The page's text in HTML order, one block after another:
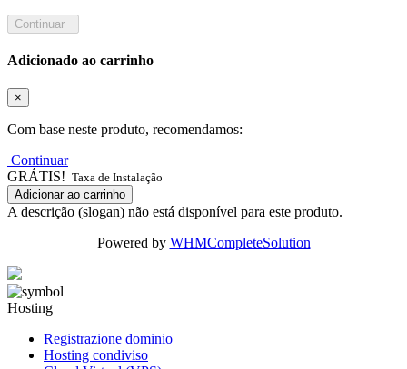
Adicionado ao carrinho
×
Com base neste produto, recomendamos:
Continuar
GRÁTIS! Taxa de Instalação
Adicionar ao carrinho
A descrição (slogan) não está disponível para este produto.
Powered by WHMCompleteSolution
Hosting
Registrazione dominio
Hosting condiviso